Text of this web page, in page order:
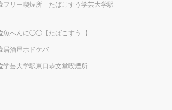
フリー喫煙所 たばこすう学芸大学駅
魚へんに◯◯【たばこすう+】
居酒屋ホドケバ
学芸大学駅東口恭文堂喫煙所